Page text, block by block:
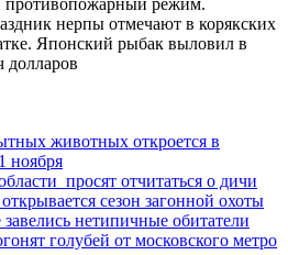
нерпы отмечают в корякских
Японский рыбак выловил в
долларов
животных откроется в
ноября
просят отчитаться о дичи
сезон загонной охоты
нетипичные обитатели
голубей от московского метро